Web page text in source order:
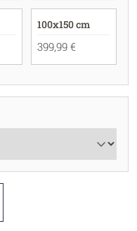
100x150 cm
399,99 €